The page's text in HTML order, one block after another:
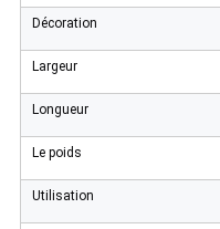
Décoration
Largeur
Longueur
Le poids
Utilisation